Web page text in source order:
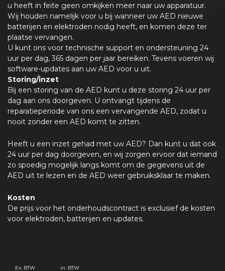
u heeft in feite geen omkijken meer naar uw apparatuur.
Wij houden namelijk voor u bij wanneer uw AED nieuwe
batterijen en elektroden nodig heeft, en komen deze ter
plaatse vervangen.
U kunt ons voor technische support en ondersteuning 24
uur per dag, 365 dagen per jaar bereiken. Tevens voeren wij
software-updates aan uw AED voor u uit.
Storing/inzet
Bij een storing van de AED kunt u deze storing 24 uur per
dag aan ons doorgeven. U ontvangt tijdens de
reparatieperiode van ons een vervangende AED, zodat u
nooit zonder een AED komt te zitten.
Heeft u een inzet gehad met uw AED? Dan kunt u dat ook
24 uur per dag doorgeven, en wij zorgen ervoor dat iemand
zo spoedig mogelijk langs komt om de gegevens uit de
AED uit te lezen en de AED weer gebruiksklaar te maken.
Kosten
De prijs voor het onderhoudscontract is exclusief de kosten
voor elektroden, batterijen en updates.
Ex. BTW in. BTW